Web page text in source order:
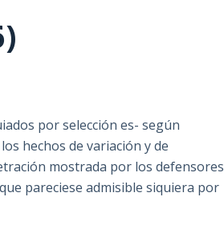
por selección es- según
hechos de variación y de
mostrada por los defensores
pareciese admisible siquiera por